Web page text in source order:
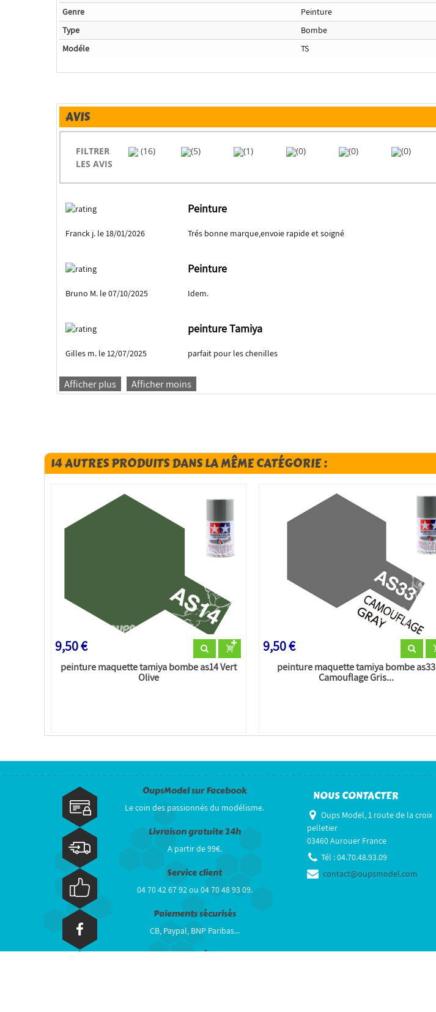
Genre
Peinture
Type
Bombe
Modéle
TS
AVIS
FILTRER
LES AVIS
(16) (5) (1) (0) (0)
(0)
Peinture
Franck j. le 18/01/2026 Trés bonne marque,envoie rapide et soigné
Peinture
Bruno M. le 07/10/2025 Idem.
peinture Tamiya
Gilles m. le 12/07/2025 parfait pour les chenilles
Afficher plus Afficher moins
14 AUTRES PRODUITS DANS LA MÊME CATÉGORIE :
9,50 €
peinture maquette tamiya bombe as14 Vert
Olive
9,50 €
peinture maquette tamiya bombe as33
Camouflage Gris...
OupsModel sur Facebook
Le coin des passionnés du modélisme.
Livraison gratuite 24h
A partir de 99€.
Service client
04 70 42 67 92 ou 04 70 48 93 09.
Paiements sécurisés
CB, Paypal, BNP Paribas...
Stock réel
NOUS CONTACTER
Oups Model, 1 route de la croix
pelletier
03460 Aurouer France
Tél :04.70.48.93.09
contact@oupsmodel.com